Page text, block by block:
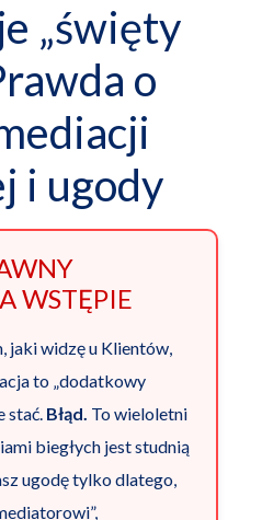
„święty
o
i ugody
WSTĘPIE
jaki widzę u Klientów,
to „dodatkowy
stać. Błąd. To wieloletni
biegłych jest studnią
ugodę tylko dlatego,